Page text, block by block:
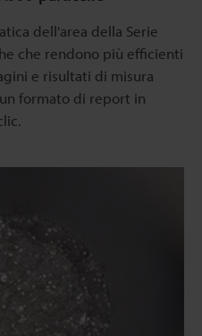
dell'area della Serie
che rendono più efficienti
e risultati di misura
formato di report in